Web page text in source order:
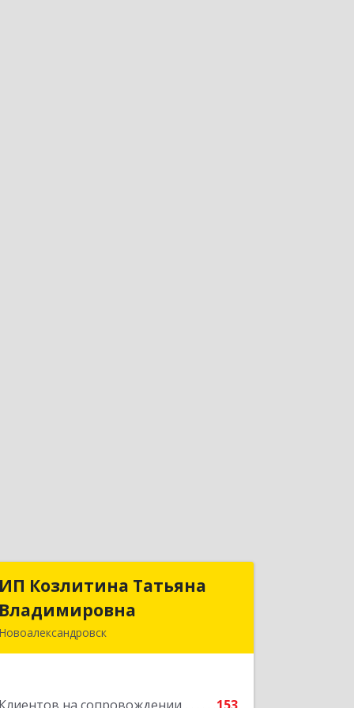
ИП Козлитина Татьяна
Владимировна
Новоалександровск
ИП Козлитина Татьяна
Владимировна